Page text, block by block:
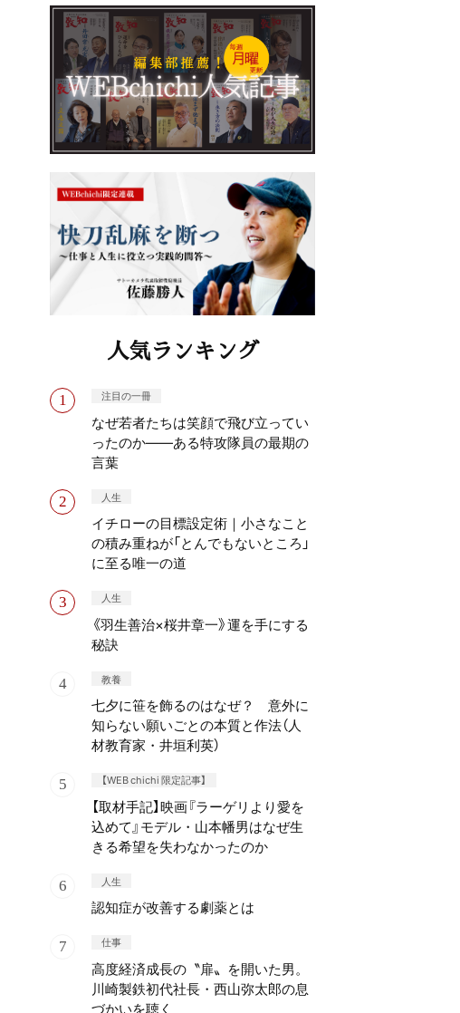
人気ランキング
注目の一冊
なぜ若者たちは笑顔で飛び立ってい
ったのか——ある特攻隊員の最期の
言葉
人生
イチローの目標設定術｜小さなこと
の積み重ねが「とんでもないところ」
に至る唯一の道
人生
《羽生善治×桜井章一》運を手にする
秘訣
教養
七夕に笹を飾るのはなぜ？ 意外に
知らない願いごとの本質と作法（人
材教育家・井垣利英）
【WEB chichi 限定記事】
【取材手記】映画『ラーゲリより愛を
込めて』モデル・山本幡男はなぜ生
きる希望を失わなかったのか
人生
認知症が改善する劇薬とは
仕事
高度経済成長の〝扉〟を開いた男。
川崎製鉄初代社長・西山弥太郎の息
づかいを聴く